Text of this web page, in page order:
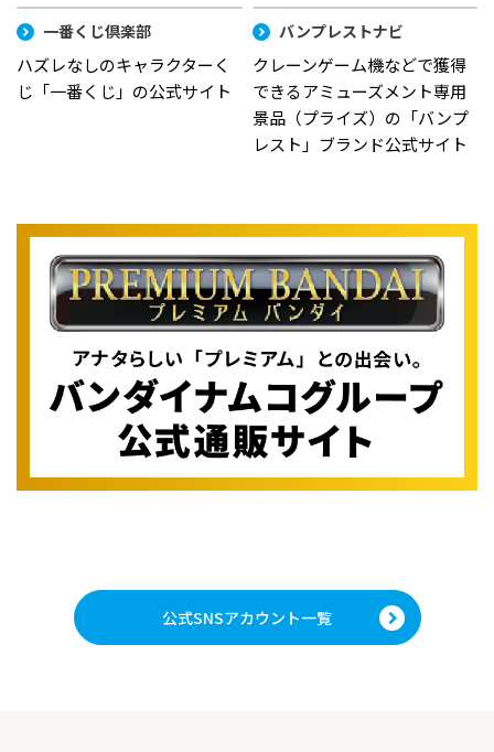
一番くじ倶楽部
ハズレなしのキャラクターく
じ「一番くじ」の公式サイト
バンプレストナビ
クレーンゲーム機などで獲得
できるアミューズメント専用
景品（プライズ）の「バンプ
レスト」ブランド公式サイト
公式SNSアカウント一覧